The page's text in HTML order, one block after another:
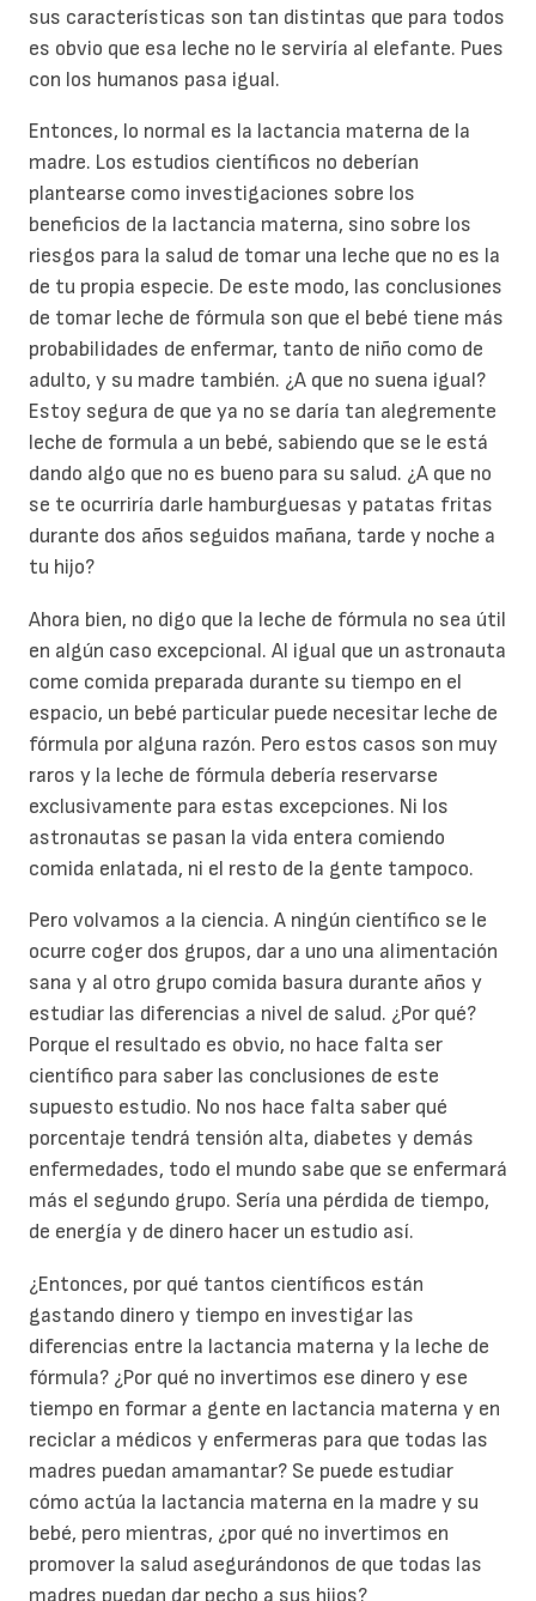
sus características son tan distintas que para todos
es obvio que esa leche no le serviría al elefante. Pues
con los humanos pasa igual.
Entonces, lo normal es la lactancia materna de la
madre. Los estudios científicos no deberían
plantearse como investigaciones sobre los
beneficios de la lactancia materna, sino sobre los
riesgos para la salud de tomar una leche que no es la
de tu propia especie. De este modo, las conclusiones
de tomar leche de fórmula son que el bebé tiene más
probabilidades de enfermar, tanto de niño como de
adulto, y su madre también. ¿A que no suena igual?
Estoy segura de que ya no se daría tan alegremente
leche de formula a un bebé, sabiendo que se le está
dando algo que no es bueno para su salud. ¿A que no
se te ocurriría darle hamburguesas y patatas fritas
durante dos años seguidos mañana, tarde y noche a
tu hijo?
Ahora bien, no digo que la leche de fórmula no sea útil
en algún caso excepcional. Al igual que un astronauta
come comida preparada durante su tiempo en el
espacio, un bebé particular puede necesitar leche de
fórmula por alguna razón. Pero estos casos son muy
raros y la leche de fórmula debería reservarse
exclusivamente para estas excepciones. Ni los
astronautas se pasan la vida entera comiendo
comida enlatada, ni el resto de la gente tampoco.
Pero volvamos a la ciencia. A ningún científico se le
ocurre coger dos grupos, dar a uno una alimentación
sana y al otro grupo comida basura durante años y
estudiar las diferencias a nivel de salud. ¿Por qué?
Porque el resultado es obvio, no hace falta ser
científico para saber las conclusiones de este
supuesto estudio. No nos hace falta saber qué
porcentaje tendrá tensión alta, diabetes y demás
enfermedades, todo el mundo sabe que se enfermará
más el segundo grupo. Sería una pérdida de tiempo,
de energía y de dinero hacer un estudio así.
¿Entonces, por qué tantos científicos están
gastando dinero y tiempo en investigar las
diferencias entre la lactancia materna y la leche de
fórmula? ¿Por qué no invertimos ese dinero y ese
tiempo en formar a gente en lactancia materna y en
reciclar a médicos y enfermeras para que todas las
madres puedan amamantar? Se puede estudiar
cómo actúa la lactancia materna en la madre y su
bebé, pero mientras, ¿por qué no invertimos en
promover la salud asegurándonos de que todas las
madres puedan dar pecho a sus hijos?